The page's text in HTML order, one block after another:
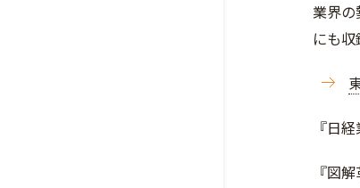
業界の
にも収
『日
『図